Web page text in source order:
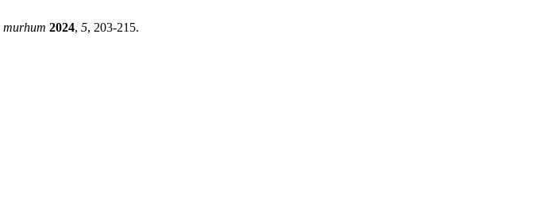
murhum 2024, 5, 203-215.